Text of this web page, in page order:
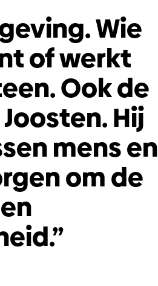
Wie
of werkt
Ook de
Hij
mens en
om de